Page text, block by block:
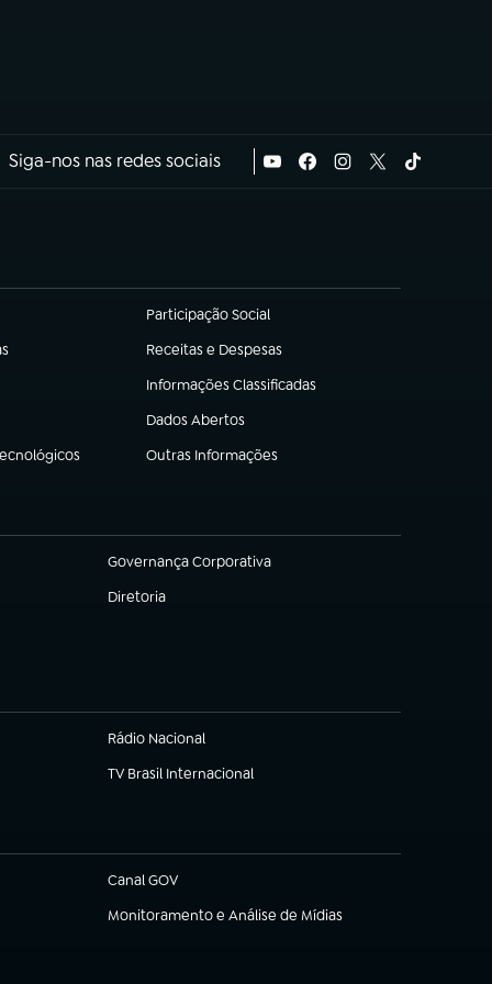
Siga-nos nas redes sociais
Participação Social
(abre em nova aba)
Receitas e Despesas
(abre em nova aba)
Informações Classificadas
(abre em nova aba)
Dados Abertos
(abre em nova aba)
Outras Informações
(abre em nova aba)
Governança Corporativa
(abre em nova aba)
Diretoria
(abre em nova aba)
Rádio Nacional
TV Brasil Internacional
(abre em nova aba)
Canal GOV
(abre em nova aba)
Monitoramento e Análise de Mídias
(abre em nova aba)